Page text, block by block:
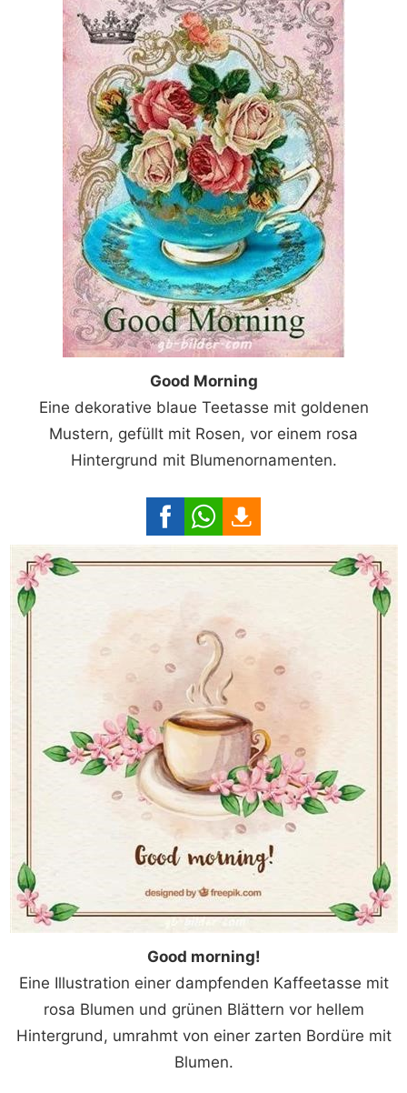
Good Morning
Eine dekorative blaue Teetasse mit goldenen
Mustern, gefüllt mit Rosen, vor einem rosa
Hintergrund mit Blumenornamenten.
Good morning!
Eine Illustration einer dampfenden Kaffeetasse mit
rosa Blumen und grünen Blättern vor hellem
Hintergrund, umrahmt von einer zarten Bordüre mit
Blumen.